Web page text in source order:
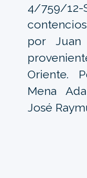
4/759/
por Juan
Oriente.
Mena
José